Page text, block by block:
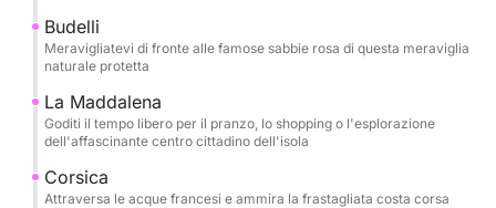
A mezzogiorno, attracchiamo a La Maddalena, dove
avrete del tempo libero per esplorare l'incantevole
tranquillo, acquistate artigianato locale o fate una
passeggiata per le strade colorate di questa vivace
suggestiva Cala Corsara a Spargi, perfetta per un
Budelli
Meravigliatevi di fronte alle famose sabbie rosa di questa meraviglia
naturale protetta
La Maddalena
Goditi il tempo libero per il pranzo, lo shopping o l'esplorazione
dell'affascinante centro cittadino dell'isola
Corsica
Attraversa le acque francesi e ammira la frastagliata costa corsa